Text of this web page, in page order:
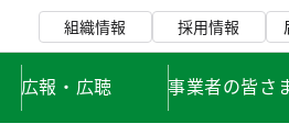
組織情報 採用情報
広報・広聴 事業者の皆さ